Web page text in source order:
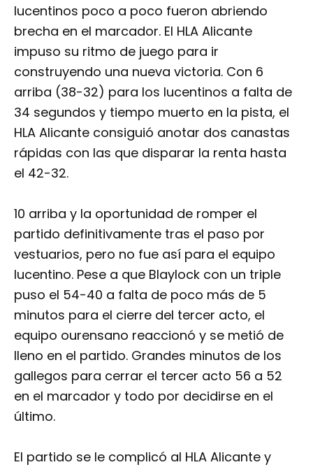
lucentinos poco a poco fueron abriendo
brecha en el marcador. El HLA Alicante
impuso su ritmo de juego para ir
construyendo una nueva victoria. Con 6
arriba (38-32) para los lucentinos a falta de
34 segundos y tiempo muerto en la pista, el
HLA Alicante consiguió anotar dos canastas
rápidas con las que disparar la renta hasta
el 42-32.
10 arriba y la oportunidad de romper el
partido definitivamente tras el paso por
vestuarios, pero no fue así para el equipo
lucentino. Pese a que Blaylock con un triple
puso el 54-40 a falta de poco más de 5
minutos para el cierre del tercer acto, el
equipo ourensano reaccionó y se metió de
lleno en el partido. Grandes minutos de los
gallegos para cerrar el tercer acto 56 a 52
en el marcador y todo por decidirse en el
último.
El partido se le complicó al HLA Alicante y